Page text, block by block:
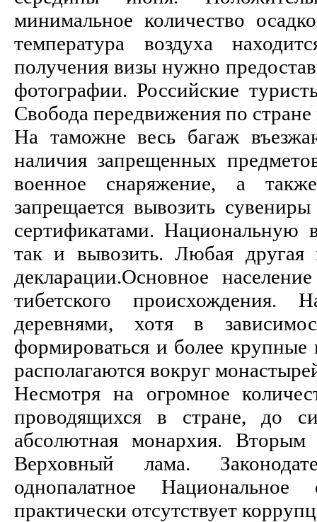
минимальное количество
температура воздуха
получения визы нужно
фотографии. Российские
Свобода передвижения по стране
На таможне весь багаж
наличия запрещенных
военное снаряжение, а
запрещается вывозить
сертификатами. Национальную
так и вывозить. Любая другая
декларации.Основное
тибетского происхождения.
деревнями, хотя в
формироваться и более
располагаются вокруг
Несмотря на огромное
проводящихся в стране, до
абсолютная монархия. Вторым
Верховный лама.
однопалатное
практически отсутствует